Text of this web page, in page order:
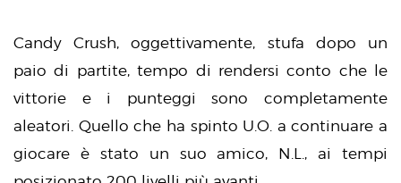
Candy Crush, oggettivamente, stufa dopo un
paio di partite, tempo di rendersi conto che le
vittorie e i punteggi sono completamente
aleatori. Quello che ha spinto U.O. a continuare a
giocare è stato un suo amico, N.L., ai tempi